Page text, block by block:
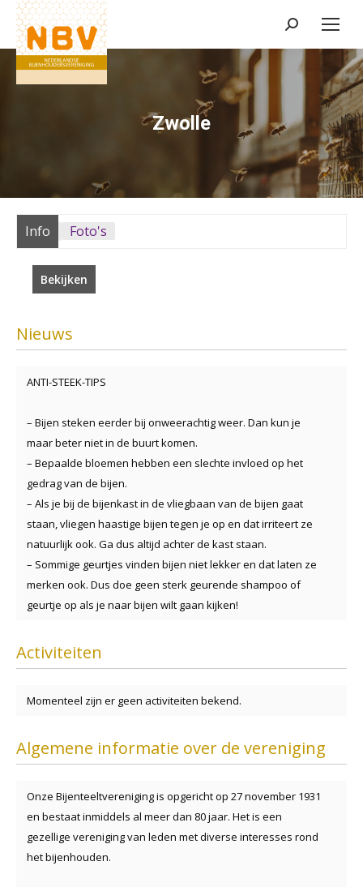
Zoeken:
Zwolle
Info Foto's
Bekijken
Nieuws
ANTI-STEEK-TIPS
– Bijen steken eerder bij onweerachtig weer. Dan kun je
maar beter niet in de buurt komen.
– Bepaalde bloemen hebben een slechte invloed op het
gedrag van de bijen.
– Als je bij de bijenkast in de vliegbaan van de bijen gaat
staan, vliegen haastige bijen tegen je op en dat irriteert ze
natuurlijk ook. Ga dus altijd achter de kast staan.
– Sommige geurtjes vinden bijen niet lekker en dat laten ze
merken ook. Dus doe geen sterk geurende shampoo of
geurtje op als je naar bijen wilt gaan kijken!
Activiteiten
Momenteel zijn er geen activiteiten bekend.
Algemene informatie over de vereniging
Onze Bijenteeltvereniging is opgericht op 27 november 1931
en bestaat inmiddels al meer dan 80 jaar. Het is een
gezellige vereniging van leden met diverse interesses rond
het bijenhouden.